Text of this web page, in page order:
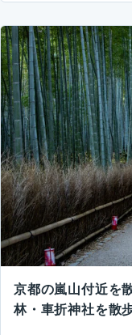
京都の嵐山付近を
林・車折神社を散